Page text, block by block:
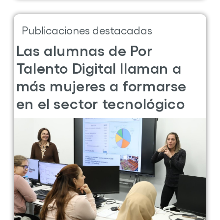
sobre
publicación
Por
Talento
Digital
entrega
17 Mar 2025 0 comentarios
Publicaciones destacadas
Las alumnas de Por